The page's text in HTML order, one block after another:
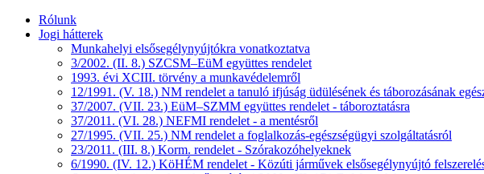
Rólunk
Jogi hátterek
Munkahelyi elsősegélynyújtókra vonatkoztatva
3/2002. (II. 8.) SZCSM–EüM együttes rendelet
1993. évi XCIII. törvény a munkavédelemről
12/1991. (V. 18.) NM rendelet a tanuló ifjúság üdülésének és táborozásának
37/2007. (VII. 23.) EüM–SZMM együttes rendelet - táboroztatásra
37/2011. (VI. 28.) NEFMI rendelet - a mentésről
27/1995. (VII. 25.) NM rendelet a foglalkozás-egészségügyi szolgáltatásról
23/2011. (III. 8.) Korm. rendelet - Szórakozóhelyeknek
6/1990. (IV. 12.) KöHÉM rendelet - Közúti járművek elsősegélynyújtó